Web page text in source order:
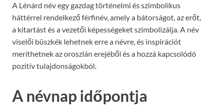
A Lénárd név egy gazdag történelmi és szimbolikus
háttérrel rendelkező férfinév, amely a bátorságot, az erőt,
a kitartást és a vezetői képességeket szimbolizálja. A név
viselői büszkék lehetnek erre a névre, és inspirációt
meríthetnek az oroszlán erejéből és a hozzá kapcsolódó
pozitív tulajdonságokból.
A névnap időpontja